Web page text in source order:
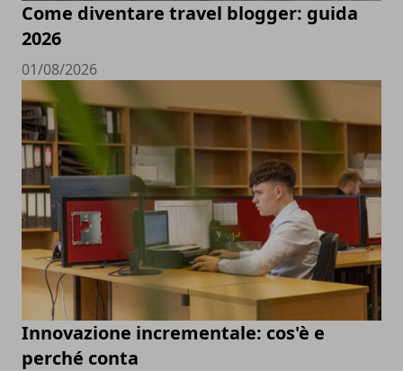
Come diventare travel blogger: guida
2026
01/08/2026
Innovazione incrementale: cos'è e
perché conta